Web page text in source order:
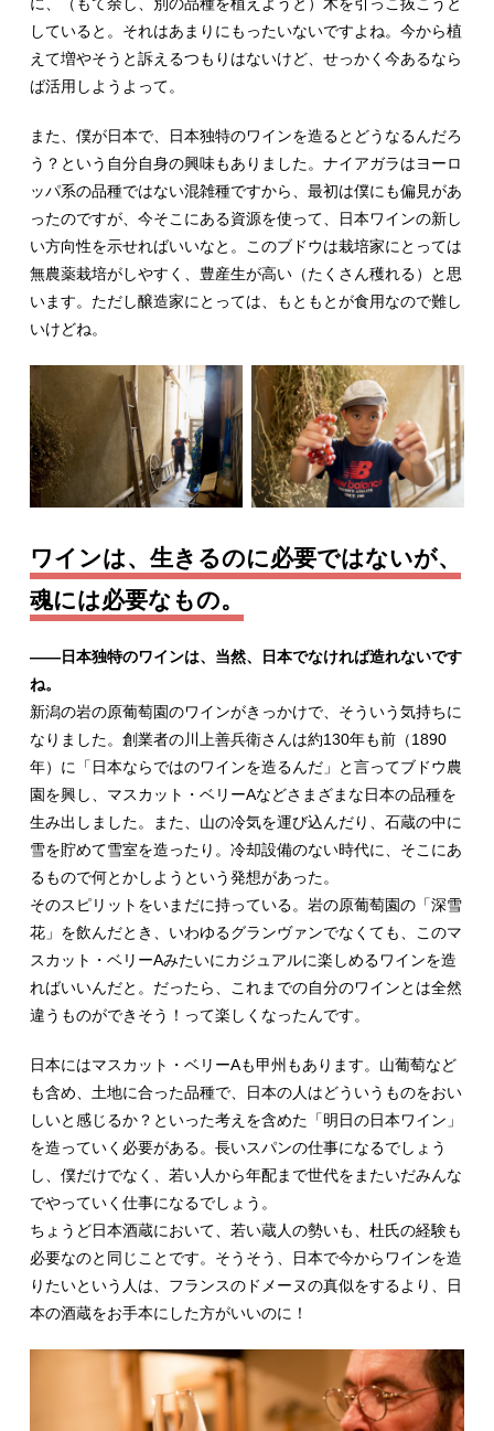
に、（もて余し、別の品種を植えようと）木を引っこ抜こうと
していると。それはあまりにもったいないですよね。今から植
えて増やそうと訴えるつもりはないけど、せっかく今あるなら
ば活用しようよって。
また、僕が日本で、日本独特のワインを造るとどうなるんだろ
う？という自分自身の興味もありました。ナイアガラはヨーロ
ッパ系の品種ではない混雑種ですから、最初は僕にも偏見があ
ったのですが、今そこにある資源を使って、日本ワインの新し
い方向性を示せればいいなと。このブドウは栽培家にとっては
無農薬栽培がしやすく、豊産生が高い（たくさん穫れる）と思
います。ただし醸造家にとっては、もともとが食用なので難し
いけどね。
ワインは、生きるのに必要ではないが、
魂には必要なもの。
――日本独特のワインは、当然、日本でなければ造れないです
ね。
新潟の岩の原葡萄園のワインがきっかけで、そういう気持ちに
なりました。創業者の川上善兵衛さんは約130年も前（1890
年）に「日本ならではのワインを造るんだ」と言ってブドウ農
園を興し、マスカット・ベリーAなどさまざまな日本の品種を
生み出しました。また、山の冷気を運び込んだり、石蔵の中に
雪を貯めて雪室を造ったり。冷却設備のない時代に、そこにあ
るもので何とかしようという発想があった。
そのスピリットをいまだに持っている。岩の原葡萄園の「深雪
花」を飲んだとき、いわゆるグランヴァンでなくても、このマ
スカット・ベリーAみたいにカジュアルに楽しめるワインを造
ればいいんだと。だったら、これまでの自分のワインとは全然
違うものができそう！って楽しくなったんです。
日本にはマスカット・ベリーAも甲州もあります。山葡萄など
も含め、土地に合った品種で、日本の人はどういうものをおい
しいと感じるか？といった考えを含めた「明日の日本ワイン」
を造っていく必要がある。長いスパンの仕事になるでしょう
し、僕だけでなく、若い人から年配まで世代をまたいだみんな
でやっていく仕事になるでしょう。
ちょうど日本酒蔵において、若い蔵人の勢いも、杜氏の経験も
必要なのと同じことです。そうそう、日本で今からワインを造
りたいという人は、フランスのドメーヌの真似をするより、日
本の酒蔵をお手本にした方がいいのに！